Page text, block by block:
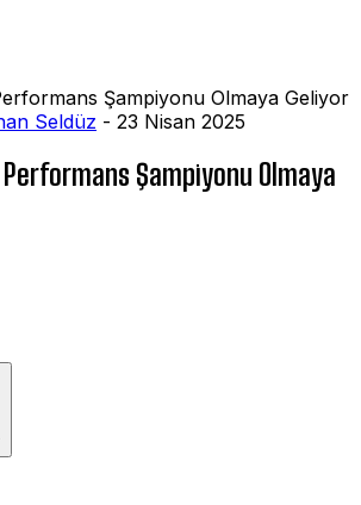
Şampiyonu Olmaya Geliyor
Seldüz - 23 Nisan 2025
Performans Şampiyonu Olmaya